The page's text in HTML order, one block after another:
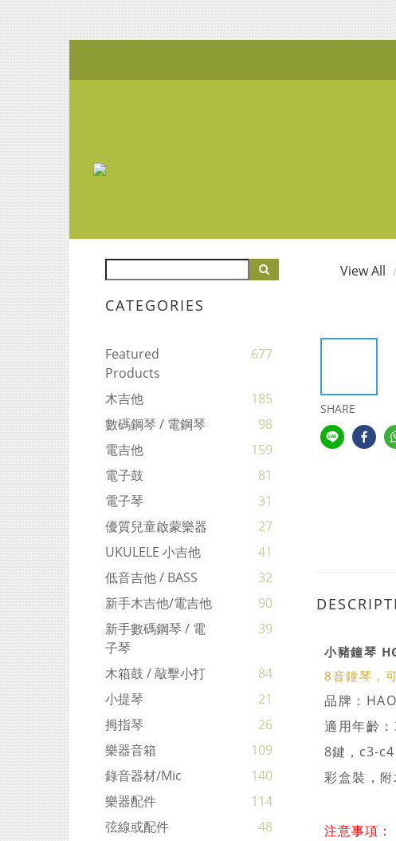
CATEGORIES
Featured
Products
677
木吉他
185
數碼鋼琴 / 電鋼琴
98
電吉他
159
電子鼓
81
電子琴
31
優質兒童啟蒙樂器
27
UKULELE 小吉他
41
低音吉他 / BASS
32
新手木吉他/電吉他
90
新手數碼鋼琴 / 電
子琴
39
木箱鼓 / 敲擊小打
84
小提琴
21
拇指琴
26
樂器音箱
109
錄音器材/mic
140
樂器配件
114
弦線或配件
48
View All
SHARE
小豬鐘琴
8音鐘琴，
品牌：
適用年齡 ：
8鍵，c3-
彩盒裝，
注意事項：